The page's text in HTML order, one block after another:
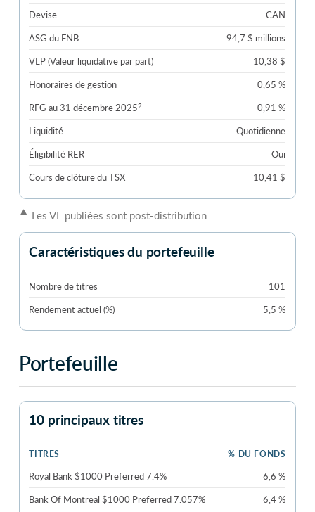
Devise
CAN
ASG du FNB
94,7 $ millions
VLP (Valeur liquidative par part)
10,38 $
Honoraires de gestion
0,65 %
RFG au 31 décembre 20252
0,91 %
Liquidité
Quotidienne
Éligibilité RER
Oui
Cours de clôture du TSX
10,41 $
▲ Les VL publiées sont post-distribution
Caractéristiques du portefeuille
Nombre de titres
101
Rendement actuel (%)
5,5 %
Portefeuille
10 principaux titres
TITRES % DU FONDS
Royal Bank $1000 Preferred 7.4%
6,6 %
Bank Of Montreal $1000 Preferred 7.057%
6,4 %